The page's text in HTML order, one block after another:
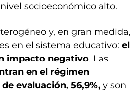
socioeconómico alto.
y, en gran medida,
en el sistema educativo: el
impacto negativo. Las
en el régimen
evaluación, 56,9%, y son